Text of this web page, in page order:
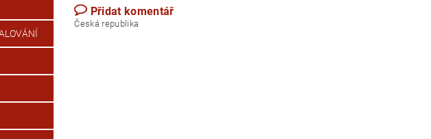
Přidat komentář
Česká republika